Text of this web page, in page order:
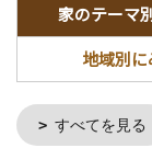
家のテーマ
地域別に
すべてを見る